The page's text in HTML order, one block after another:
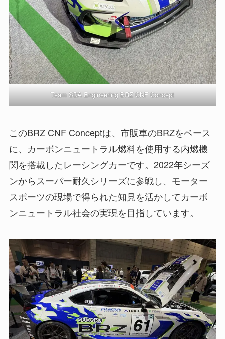
Team SDA Engineering BRZ CNF Concept
このBRZ CNF Conceptは、市販車のBRZをベース
に、カーボンニュートラル燃料を使用する内燃機
関を搭載したレーシングカーです。2022年シーズ
ンからスーパー耐久シリーズに参戦し、モーター
スポーツの現場で得られた知見を活かしてカーボ
ンニュートラル社会の実現を目指しています。